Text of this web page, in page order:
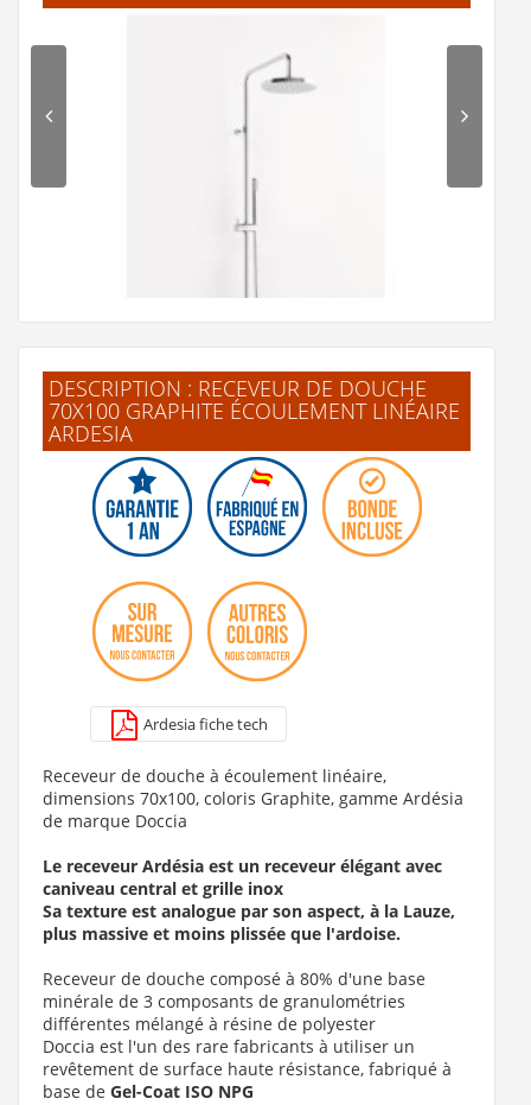
Option couleurs pour receveur Doccia selon nuancier RAL
Voir le détail
Ajouter au panier
Colonne de douche thermostatique MINOE Chromé - 49
797 CH
995 €
Voir le produit
DESCRIPTION : RECEVEUR DE DOUCHE
70X100 GRAPHITE ÉCOULEMENT LINÉAIRE
ARDESIA
Ardesia fiche tech
Receveur de douche à écoulement linéaire,
dimensions 70x100, coloris Graphite, gamme Ardésia
de marque Doccia
Le receveur Ardésia est un receveur élégant avec
caniveau central et grille inox
Sa texture est analogue par son aspect, à la Lauze,
plus massive et moins plissée que l'ardoise.
Receveur de douche composé à 80% d'une base
minérale de 3 composants de granulométries
différentes mélangé à résine de polyester
Doccia est l'un des rare fabricants à utiliser un
revêtement de surface haute résistance, fabriqué à
base de Gel-Coat ISO NPG